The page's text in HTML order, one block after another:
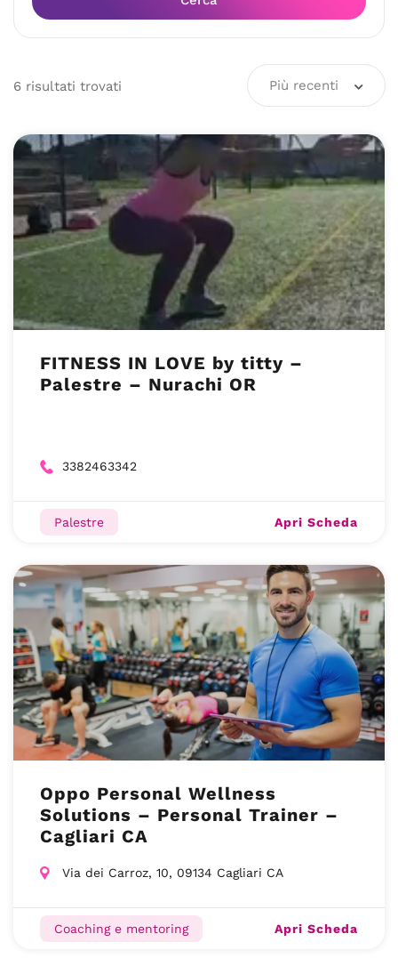
6 risultati trovati Più recenti
FITNESS IN LOVE by titty –
Palestre – Nurachi OR
3382463342
Palestre Apri Scheda
Oppo Personal Wellness
Solutions – Personal Trainer –
Cagliari CA
Via dei Carroz, 10, 09134 Cagliari CA
Coaching e mentoring Apri Scheda